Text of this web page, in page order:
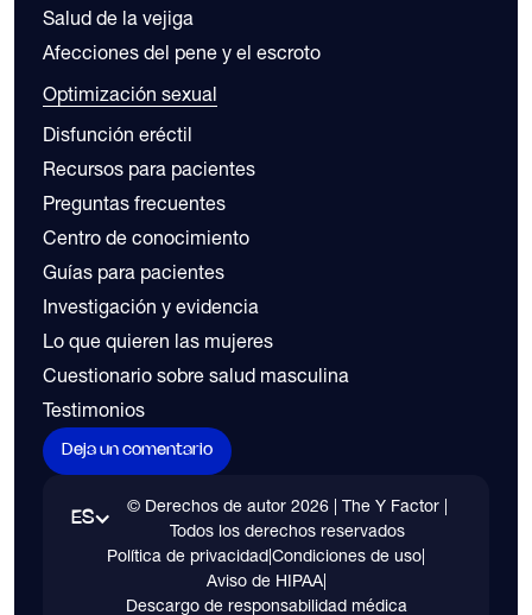
Salud de la vejiga
Afecciones del pene y el escroto
Optimización sexual
Disfunción eréctil
Recursos para pacientes
Preguntas frecuentes
Centro de conocimiento
Guías para pacientes
Investigación y evidencia
Lo que quieren las mujeres
Cuestionario sobre salud masculina
Testimonios
Deja un comentario
ES
© Derechos de autor2026 | The Y Factor |
Todos los derechos reservados
Política de privacidadCondiciones de uso
Aviso de HIPAA|
Descargo de responsabilidad médica